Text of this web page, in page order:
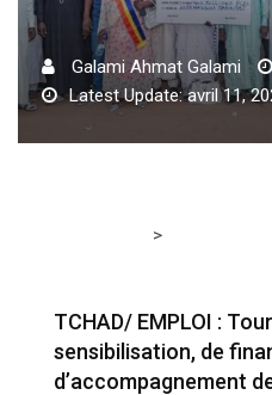
Galami Ahmat Galami
Latest Update: avril 11,
>
TCHAD/ EMPLOI :
sensibilisation, de
d’accompagnement